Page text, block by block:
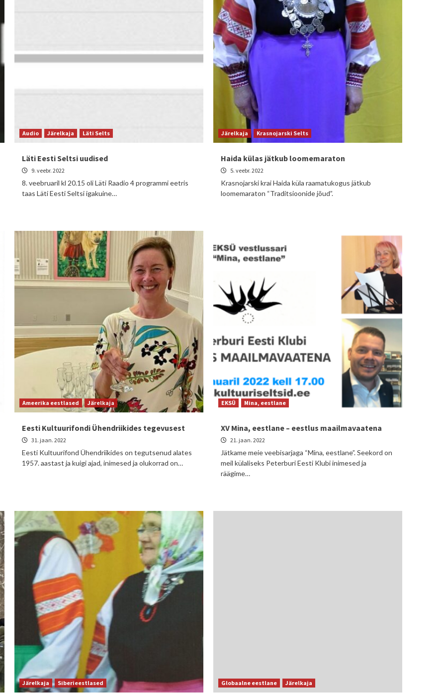
Audio Järelkaja Läti Selts
Läti Eesti Seltsi uudised
9. veebr. 2022
8. veebruaril kl 20.15 oli Läti Raadio 4 programmi eetris
taas Läti Eesti Seltsi igakuine…
Järelkaja Krasnojarski Selts
Haida külas jätkub loomemaraton
5. veebr. 2022
Krasnojarski krai Haida küla raamatukogus jätkub
loomemaraton “Traditsioonide jõud”.
Ameerika eestlased Järelkaja
Eesti Kultuurifondi Ühendriikides tegevusest
31. jaan. 2022
Eesti Kultuurifond Ühendriikides on tegutsenud alates
1957. aastast ja kuigi ajad, inimesed ja olukorrad on…
EKSÜ Mina, eestlane
XV Mina, eestlane – eestlus maailmavaatena
21. jaan. 2022
Jätkame meie veebisarjaga “Mina, eestlane”. Seekord on
meil külaliseks Peterburi Eesti Klubi inimesed ja
räägime…
Järelkaja Siberieestlased Globaalne eestlane Järelkaja